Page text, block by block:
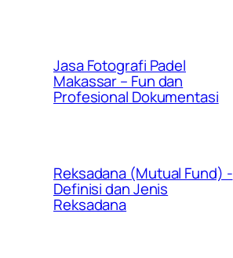
Jasa Fotografi Padel
Makassar – Fun dan
Profesional Dokumentasi
Reksadana (Mutual Fund) -
Definisi dan Jenis
Reksadana